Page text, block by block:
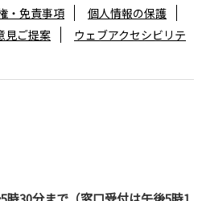
・免責事項
個人情報の保護
見ご提案
ウェブアクセシビリテ